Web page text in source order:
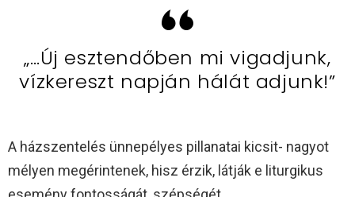
„…Új esztendőben mi vigadjunk,
vízkereszt napján hálát adjunk!”
A házszentelés ünnepélyes pillanatai kicsit- nagyot
mélyen megérintenek, hisz érzik, látják e liturgikus